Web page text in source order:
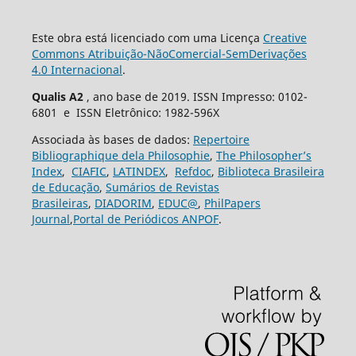
Este obra está licenciado com uma Licença Creative
Commons Atribuição-NãoComercial-SemDerivações
4.0 Internacional.
Qualis A2 , ano base de 2019. ISSN Impresso: 0102-
6801 e ISSN Eletrônico: 1982-596X
Associada às bases de dados: Repertoire
Bibliographique dela Philosophie, The Philosopher’s
Index, CIAFIC, LATINDEX, Refdoc, Biblioteca Brasileira
de Educação, Sumários de Revistas
Brasileiras, DIADORIM, EDUC@, PhilPapers
Journal,Portal de Periódicos ANPOF.